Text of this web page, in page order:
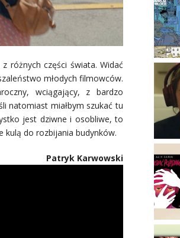
różnych części świata. Widać
młodych filmowców.
wciągający, z bardzo
natomiast miałbym szukać tu
jest dziwne i osobliwe, to
kulą do rozbijania budynków.
Patryk Karwowski